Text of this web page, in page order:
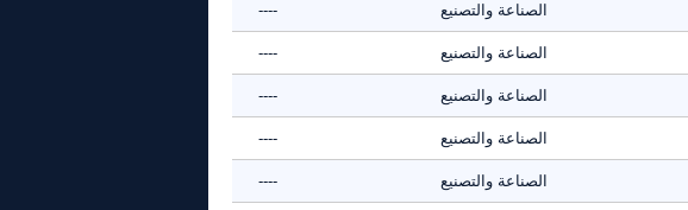
الصناعة والتصنيع ----
الصناعة والتصنيع ----
الصناعة والتصنيع ----
الصناعة والتصنيع ----
الصناعة والتصنيع ----